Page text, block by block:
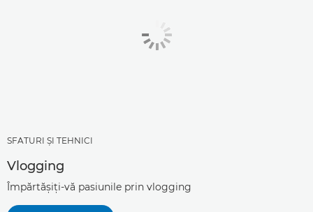
SFATURI ŞI TEHNICI
Vlogging
Împărtăşiţi-vă pasiunile prin vlogging